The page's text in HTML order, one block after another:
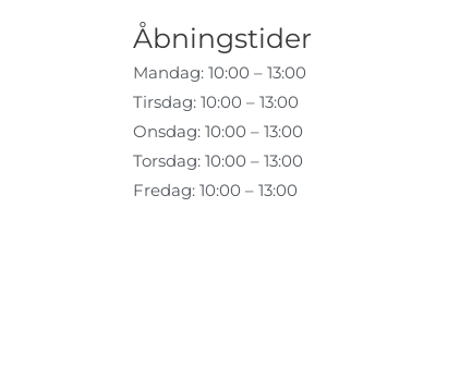
Åbningstider
Mandag: 10:00 – 13:00
Tirsdag: 10:00 – 13:00
Onsdag: 10:00 – 13:00
Torsdag: 10:00 – 13:00
Fredag: 10:00 – 13:00